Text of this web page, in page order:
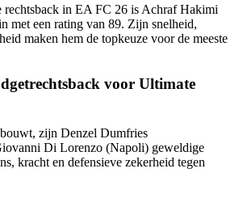
rechtsback in EA FC 26 is Achraf Hakimi
met een rating van 89. Zijn snelheid,
maken hem de topkeuze voor de meeste
voor Ultimate
zijn Denzel Dumfries
Di Lorenzo (Napoli) geweldige
kracht en defensieve zekerheid tegen